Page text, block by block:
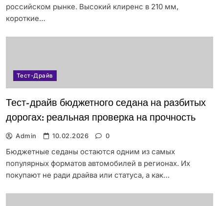
российском рынке. Высокий клиренс в 210 мм,
короткие…
Тест-Драйв
Тест-драйв бюджетного седана на разбитых
дорогах: реальная проверка на прочность
Admin 10.02.2026 0
Бюджетные седаны остаются одним из самых
популярных форматов автомобилей в регионах. Их
покупают не ради драйва или статуса, а как…